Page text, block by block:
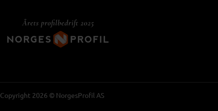
Copyright 2026 © NorgesProfil AS